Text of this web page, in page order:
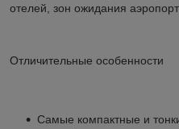
отелей, зон ожидания
Отличительные особенности
Самые компактные и